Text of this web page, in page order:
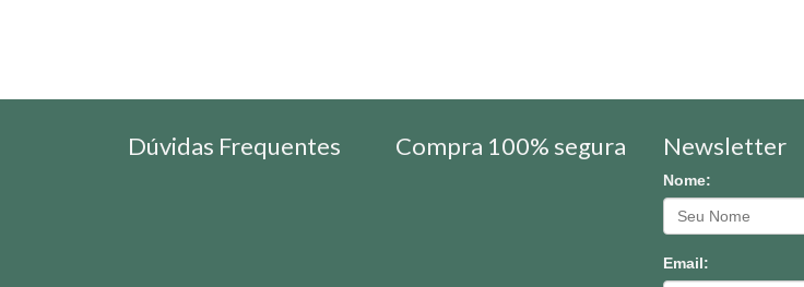
Dúvidas Frequentes Compra 100% segura Newsletter
Nome:
Email: